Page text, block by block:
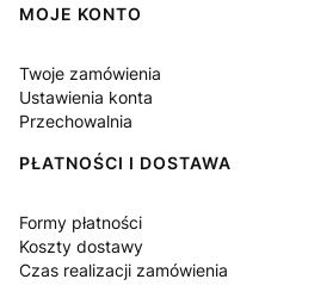
Linki w stopce
MOJE KONTO
Twoje zamówienia
Ustawienia konta
Przechowalnia
PŁATNOŚCI I DOSTAWA
Formy płatności
Koszty dostawy
Czas realizacji zamówienia